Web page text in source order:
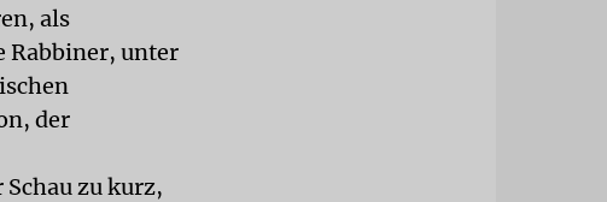
als
Rabbiner, unter
der
zu kurz,